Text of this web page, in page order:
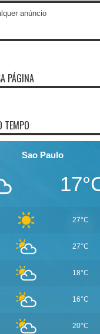
PÁGINA
TEMPO
Sao Paulo
27°C
27°C
18°C
16°C
20°C